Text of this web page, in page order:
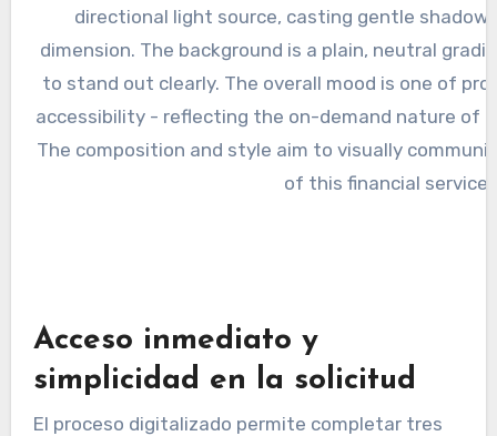
Acceso inmediato y
simplicidad en la solicitud
El proceso digitalizado permite completar tres